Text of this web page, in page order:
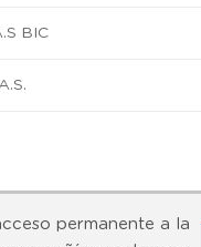
BIC
permanente a la